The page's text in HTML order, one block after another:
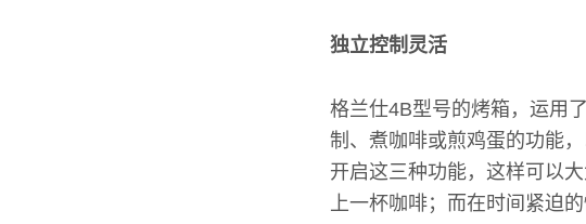
独立控制灵活
格兰仕4B型号的烤箱，运用
制、煮咖啡或煎鸡蛋的功能
开启这三种功能，这样可以
上一杯咖啡；而在时间紧迫